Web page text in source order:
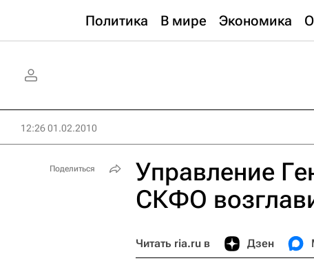
Политика В мире Экономика
12:26 01.02.2010
Управление
СКФО
Читать ria.ru в Дзен
Поделиться